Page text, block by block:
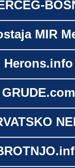
MIR
Herons.info
GRUDE.com